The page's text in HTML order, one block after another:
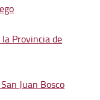
Provincia de
Juan Bosco